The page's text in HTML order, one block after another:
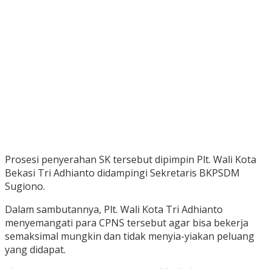
Prosesi penyerahan SK tersebut dipimpin Plt. Wali Kota
Bekasi Tri Adhianto didampingi Sekretaris BKPSDM
Sugiono.
Dalam sambutannya, Plt. Wali Kota Tri Adhianto
menyemangati para CPNS tersebut agar bisa bekerja
semaksimal mungkin dan tidak menyia-yiakan peluang
yang didapat.